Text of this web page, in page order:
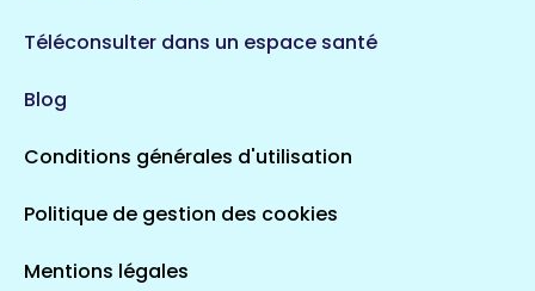
Téléconsulter dans un espace santé
Blog
Conditions générales d'utilisation
Politique de gestion des cookies
Mentions légales